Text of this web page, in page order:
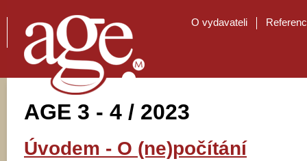
O vydavateli
AGE 3 - 4 / 2023
Úvodem - O (ne)počítání